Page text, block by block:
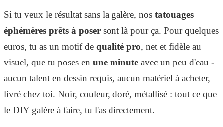
Si tu veux le résultat sans la galère, nos tatouages
éphémères prêts à poser sont là pour ça. Pour quelques
euros, tu as un motif de qualité pro, net et fidèle au
visuel, que tu poses en une minute avec un peu d'eau -
aucun talent en dessin requis, aucun matériel à acheter,
livré chez toi. Noir, couleur, doré, métallisé : tout ce que
le DIY galère à faire, tu l'as directement.